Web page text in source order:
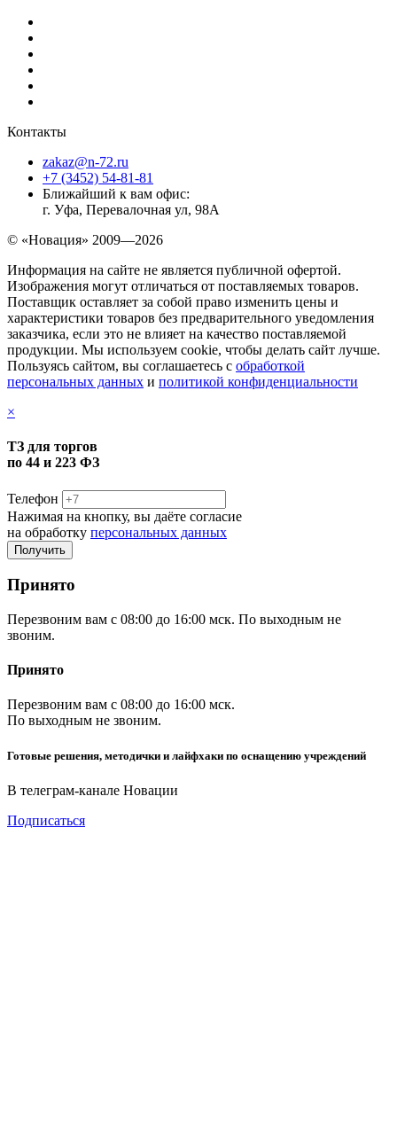
Контакты
zakaz@n-72.ru
+7 (3452) 54-81-81
Ближайший к вам офис:
г. Уфа, Перевалочная ул, 98А
© «Новация» 2009—2026
Информация на сайте не является публичной офертой.
Изображения могут отличаться от поставляемых товаров.
Поставщик оставляет за собой право изменить цены и
характеристики товаров без предварительного уведомления
заказчика, если это не влияет на качество поставляемой
продукции. Мы используем cookie, чтобы делать сайт лучше.
Пользуясь сайтом, вы соглашаетесь с обработкой
персональных данных и политикой конфиденциальности
×
ТЗ для торгов
по 44 и 223 ФЗ
Телефон
Нажимая на кнопку, вы даёте согласие
на обработку персональных данных
Принято
Перезвоним вам с 08:00 до 16:00 мск. По выходным не
звоним.
Принято
Перезвоним вам с 08:00 до 16:00 мск.
По выходным не звоним.
Готовые решения, методички и лайфхаки по оснащению учреждений
В телеграм-канале Новации
Подписаться